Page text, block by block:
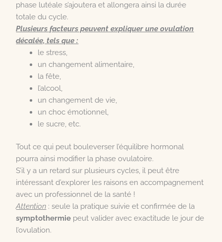
phase lutéale s’ajoutera et allongera ainsi la durée
totale du cycle.
Plusieurs facteurs peuvent expliquer une ovulation
décalée, tels que :
le stress,
un changement alimentaire,
la fête,
l’alcool,
un changement de vie,
un choc émotionnel,
le sucre, etc.
Tout ce qui peut bouleverser l’équilibre hormonal
pourra ainsi modifier la phase ovulatoire.
S’il y a un retard sur plusieurs cycles, il peut être
intéressant d’explorer les raisons en accompagnement
avec un professionnel de la santé !
Attention : seule la pratique suivie et confirmée de la
symptothermie peut valider avec exactitude le jour de
l’ovulation.